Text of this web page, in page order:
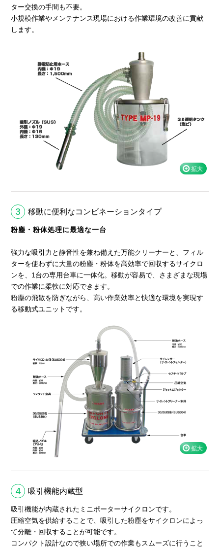
ター交換の手間も不要。
小規模作業やメンテナンス現場における作業環境の改善に貢献
します。
3 移動に便利なコンビネーションタイプ
粉塵・粉体処理に最適な一台
強力な吸引力と静音性を兼ね備えた万能クリーナーと、フィル
ターを使わずに大量の粉塵・粉体を高効率で回収するサイクロ
ンを、1台の専用台車に一体化。移動が容易で、さまざまな現場
での作業に柔軟に対応できます。
粉塵の飛散を防ぎながら、高い作業効率と快適な環境を実現す
る移動式ユニットです。
4 吸引機能内蔵型
吸引機能が内蔵されたミニポーターサイクロンです。
圧縮空気を供給することで、吸引した粉塵をサイクロンによっ
て分離・回収することが可能です。
コンパクト設計なので狭い場所での作業もスムーズに行うこと